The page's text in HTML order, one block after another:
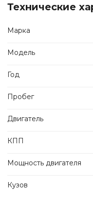
Технические
Марка
Модель
Год
Пробег
Двигатель
КПП
Мощность двигателя
Кузов